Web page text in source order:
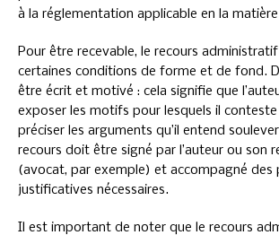
à la réglementation applicable en la
Pour être recevable, le recours
certaines conditions de forme et de fond.
être écrit et motivé : cela signifie que
exposer les motifs pour lesquels il
préciser les arguments qu’il entend
recours doit être signé par l’auteur ou son
(avocat, par exemple) et accompagné des
justificatives nécessaires.
Il est important de noter que le recours